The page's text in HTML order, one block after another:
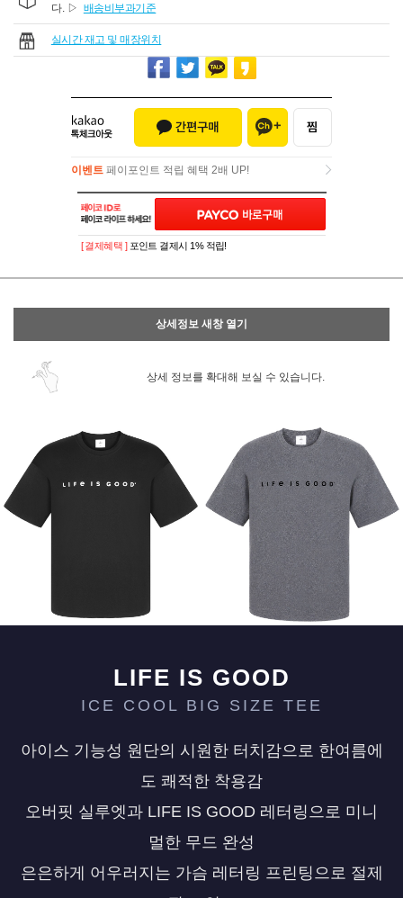
다. ▷ 배송비부과기준
실시간 재고 및 매장위치
이벤트 페이포인트 적립 혜택 2배 UP!
이벤트페이포인트 적립 혜택 2배 UP!
[ 결제혜택 ] 포인트 결제시 1% 적립!
상세정보 새창 열기
상세 정보를 확대해 보실 수 있습니다.
LIFE IS GOOD
ICE COOL BIG SIZE TEE
아이스 기능성 원단의 시원한 터치감으로 한여름에
도 쾌적한 착용감
오버핏 실루엣과 LIFE IS GOOD 레터링으로 미니
멀한 무드 완성
은은하게 어우러지는 가슴 레터링 프린팅으로 절제